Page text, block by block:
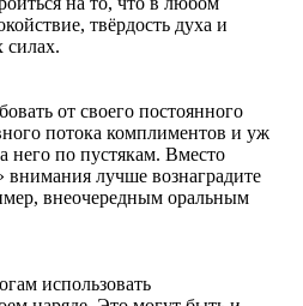
твёрдость духа и
силах.
от своего постоянного
потока комплиментов и уж
него по пустякам. Вместо
внимания лучше вознаградите
внеочередным оральным
использовать